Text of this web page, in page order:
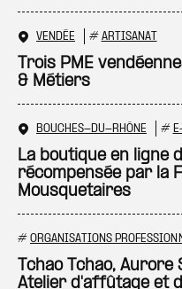
VENDÉE # ARTISANAT
Trois PME
& Métiers
BOUCHES-DU-RHÔNE #
La boutique en ligne
récompensée par la
Mousquetaires
# ORGANISATIONS
Tchao Tchao, Aurore
Atelier d'affûtage et